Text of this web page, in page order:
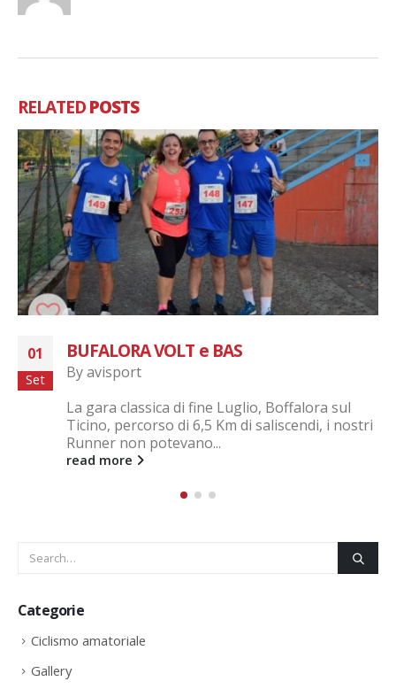
RELATEDPOSTS
BUFALORA VOLT e BAS
Byavisport
La gara classica di fine Luglio, Boffalora sul
Ticino, percorso di 6,5 Km di saliscendi, i nostri
Runner non potevano...
read more
Categorie
Ciclismo amatoriale
Gallery